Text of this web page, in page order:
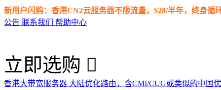
新用户闪购：香港CN2云服务器不限流量，$28/半年，终身循
公告 联系我们 帮助中心
立即选购
香港大带宽服务器 大陆优化路由，含CMI/CUG或类似的中国